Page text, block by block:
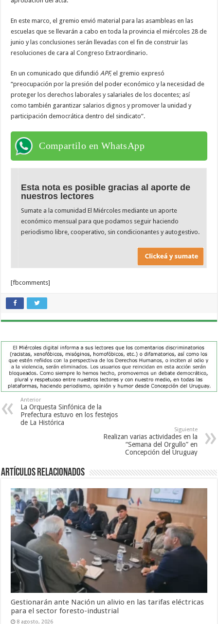
En este marco, el gremio envió material para las asambleas en las
escuelas que se llevarán a cabo en toda la provincia el miércoles 28 de
junio y las conclusiones serán llevadas con el fin de construir las
resoluciones de cara al Congreso Extraordinario.
En un comunicado que difundióAPF,el gremio expresó
“preocupación por la presión del poder económico y la necesidad de
proteger los derechos laborales y salariales de los docentes; así
como también garantizar salarios dignos y promover la unidad y
participación democrática dentro del sindicato”.
Compartilo en WhatsApp
Esta nota es posible gracias al aporte de
nuestros lectores
Sumate a la comunidad El Miércoles mediante un aporte
económico mensual para que podamos seguir haciendo
periodismo libre, cooperativo, sin condicionantes y autogestivo.
[fbcomments]
Anterior
La Orquesta Sinfónica de la
Prefectura estuvo en los festejos
de La Histórica
Siguiente
Realizan varias actividades en la
“Semana del Orgullo” en
Concepción del Uruguay
Artículos Relacionados
Gestionarán ante Nación un alivio en las tarifas eléctricas
para el sector foresto-industrial
8 agosto, 2026